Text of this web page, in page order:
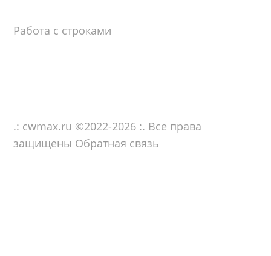
Работа с строками
.: cwmax.ru ©2022-2026 :. Все права
защищены Обратная связь